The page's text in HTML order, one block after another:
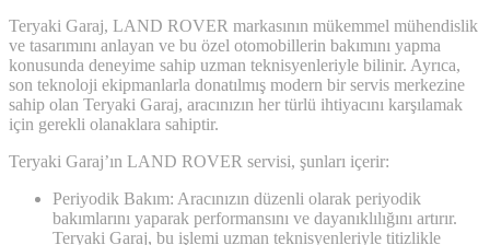
Teryaki Garaj, LAND ROVER markasının mükemmel mühendislik
ve tasarımını anlayan ve bu özel otomobillerin bakımını yapma
konusunda deneyime sahip uzman teknisyenleriyle bilinir. Ayrıca,
son teknoloji ekipmanlarla donatılmış modern bir servis merkezine
sahip olan Teryaki Garaj, aracınızın her türlü ihtiyacını karşılamak
için gerekli olanaklara sahiptir.
Teryaki Garaj’ın LAND ROVER servisi, şunları içerir:
Periyodik Bakım: Aracınızın düzenli olarak periyodik
bakımlarını yaparak performansını ve dayanıklılığını artırır.
Teryaki Garaj, bu işlemi uzman teknisyenleriyle titizlikle